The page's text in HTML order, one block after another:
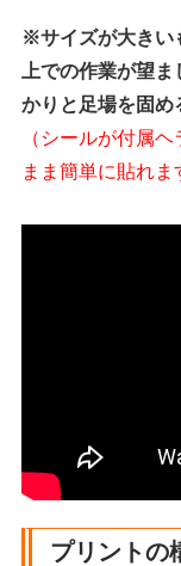
※サイズが大きい
上での作業が望
かりと足場を固め
（シールが付属
まま簡単に貼れま
プリントの